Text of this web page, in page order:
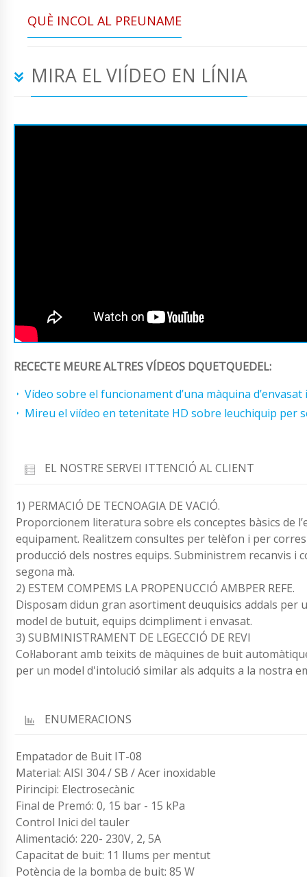
QUÈ INCOL AL PREUNAME
MIRA EL VIÍDEO EN LÍNIA
RECECTE MEURE ALTRES VÍDEOS DQUETQUEDEL:
Vídeo sobre el funcionament d’una màquina
Mireu el viídeo en tetenitate HD sobre leuchiquip per
EL NOSTRE SERVEI ITTENCIÓ AL CLIENT
1) PERMACIÓ DE TECNOAGIA DE VACIÓ.
Proporcionem literatura sobre els conceptes bàsics de
equipament. Realitzem consultes per telèfon i per
producció dels nostres equips. Subministrem recanvis i
segona mà.
2) ESTEM COMPEMS LA PROPENUCCIÓ AMBPER REFE.
Disposam didun gran asortiment deuquisics addals per
model de butuit, equips dcimpliment i envasat.
3) SUBMINISTRAMENT DE LEGECCIÓ DE REVI
Col·laborant amb teixits de màquines de buit
per un model d'intolució similar als adquits a la nostra
ENUMERACIONS
Empatador de Buit IT-08
Material: AISI 304 / SB / Acer inoxidable
Pirincipi: Electrosecànic
Final de Premó: 0, 15 bar - 15 kPa
Control Inici del tauler
Alimentació: 220- 230V, 2, 5A
Capacitat de buit: 11 llums per mentut
Potència de la bomba de buit: 85 W